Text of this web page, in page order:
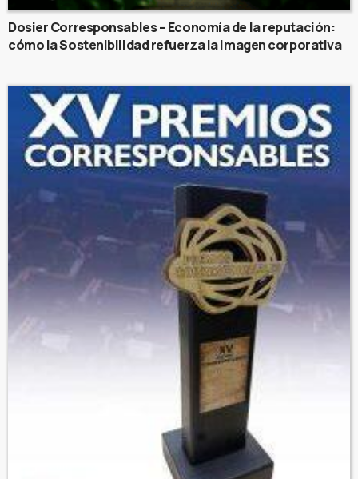
Dosier Corresponsables – Economía de la reputación:
cómo la Sostenibilidad refuerza la imagen corporativa